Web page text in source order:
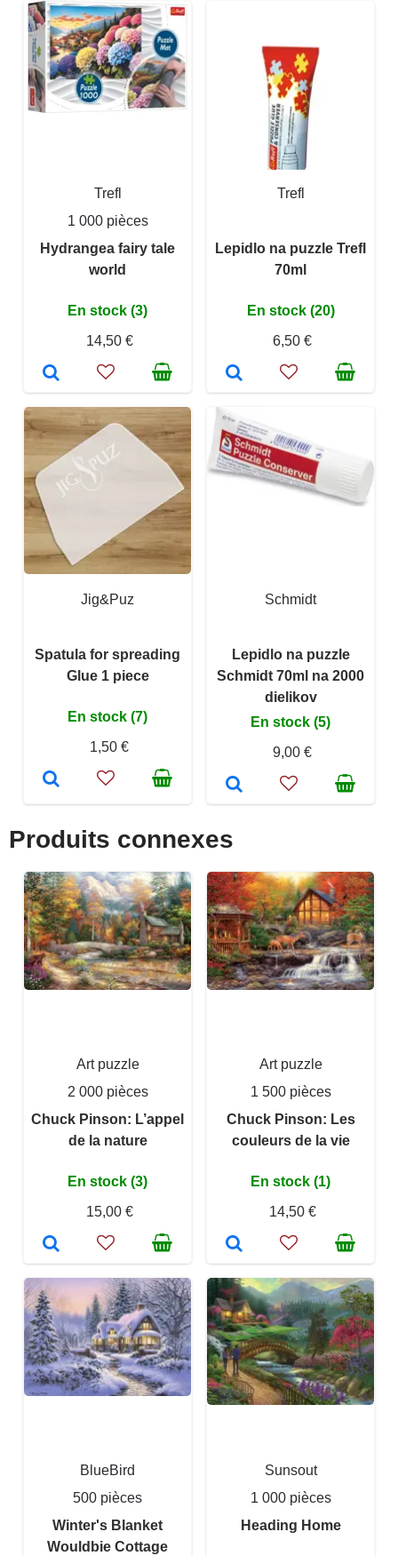
Trefl
1 000 pièces
Hydrangea fairy tale
world
En stock (3)
14,50 €
Trefl
Lepidlo na puzzle Trefl
70ml
En stock (20)
6,50 €
Jig&Puz
Spatula for spreading
Glue 1 piece
En stock (7)
1,50 €
Schmidt
Lepidlo na puzzle
Schmidt 70ml na 2000
dielikov
En stock (5)
9,00 €
Produits connexes
Art puzzle
2 000 pièces
Chuck Pinson: L’appel
de la nature
En stock (3)
15,00 €
Art puzzle
1 500 pièces
Chuck Pinson: Les
couleurs de la vie
En stock (1)
14,50 €
BlueBird
500 pièces
Winter's Blanket
Wouldbie Cottage
Sunsout
1 000 pièces
Heading Home